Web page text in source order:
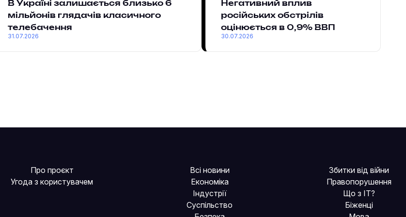
В Україні залишається близько 6
мільйонів глядачів класичного
телебачення
31.07.2026
Негативний вплив
російських обстрілів
оцінюється в 0,9% ВВП
30.07.2026
Про проєкт
Угода з користувачем
Всі новини
Економіка
Індустрії
Суспільство
Збитки від війни
Правопорушення
Що з IT?
Біженці